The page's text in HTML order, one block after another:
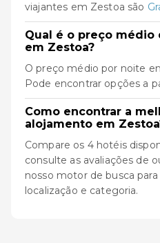
viajantes em Zestoa são
Qual é o preço médio
em Zestoa?
O preço médio por noite
Pode encontrar opções a
Como encontrar a
alojamento em
Compare os 4 hotéis
consulte as avaliações de
nosso motor de busca
localização e categoria.